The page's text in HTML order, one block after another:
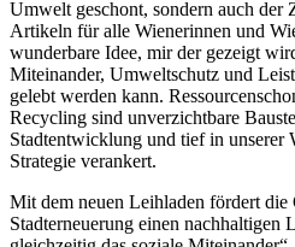
Umwelt geschont, sondern auch der
Artikeln für alle Wienerinnen und
wunderbare Idee, mir der gezeigt
Miteinander, Umweltschutz und
gelebt werden kann.
Recycling sind unverzichtbare
Stadtentwicklung und tief in unserer
Strategie verankert.
Mit dem neuen Leihladen fördert die
Stadterneuerung einen nachhaltigen